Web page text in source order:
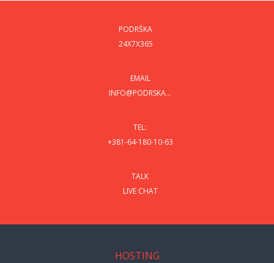
PODRŠKA
24X7X365
EMAIL
INFO@PODRSKA...
TEL:
+381-64-180-10-63
TALK
LIVE CHAT
HOSTING